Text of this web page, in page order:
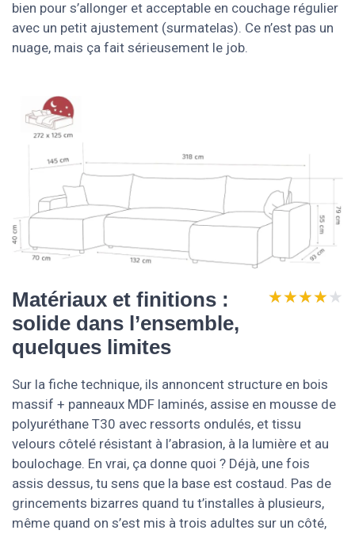
bien pour s’allonger et acceptable en couchage régulier
avec un petit ajustement (surmatelas). Ce n’est pas un
nuage, mais ça fait sérieusement le job.
Matériaux et finitions :
solide dans l’ensemble,
quelques limites
★★★★★
★★★★★
Sur la fiche technique, ils annoncent structure en bois
massif + panneaux MDF laminés, assise en mousse de
polyuréthane T30 avec ressorts ondulés, et tissu
velours côtelé résistant à l’abrasion, à la lumière et au
boulochage. En vrai, ça donne quoi ? Déjà, une fois
assis dessus, tu sens que la base est costaud. Pas de
grincements bizarres quand tu t’installes à plusieurs,
même quand on s’est mis à trois adultes sur un côté,